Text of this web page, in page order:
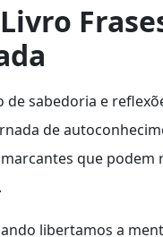
sabedoria e
de
que
libertamos a